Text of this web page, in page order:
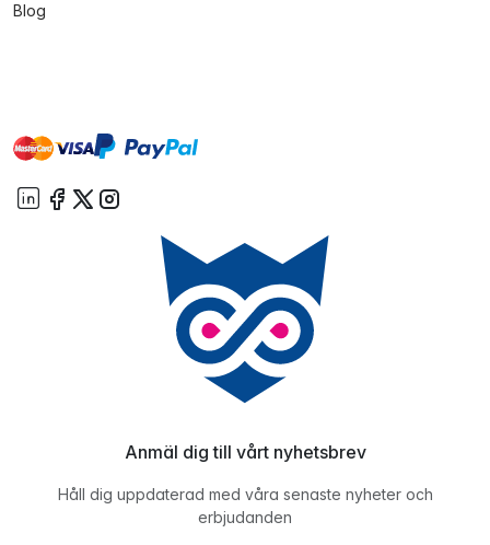
Blog
mastervisa paypal
Anmäl dig till vårt nyhetsbrev
Håll dig uppdaterad med våra senaste nyheter och
erbjudanden